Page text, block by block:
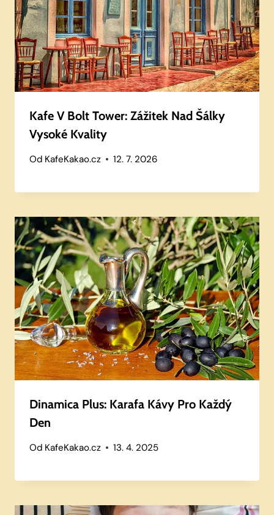
Kafe V Bolt Tower: Zážitek Nad Šálky
Vysoké Kvality
Od KafeKakao.cz 12. 7. 2026
Dinamica Plus: Karafa Kávy Pro Každý
Den
Od KafeKakao.cz 13. 4. 2025